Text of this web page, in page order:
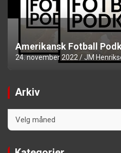
Amerikansk Fotball
24. november 2022 JM
Arkiv